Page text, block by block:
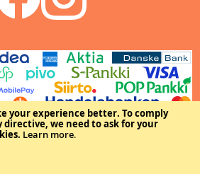
your experience better. To comply
we need to ask for your
Learn more.
of Finnish Learned Societies